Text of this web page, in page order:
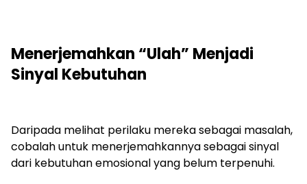
Menerjemahkan “Ulah” Menjadi
Sinyal Kebutuhan
Daripada melihat perilaku mereka sebagai masalah,
cobalah untuk menerjemahkannya sebagai sinyal
dari kebutuhan emosional yang belum terpenuhi.